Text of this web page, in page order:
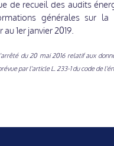
de recueil des audits
générales sur la
1er janvier 2019.
du 20 mai 2016 relatif aux
par l'article L. 233-1 du code de